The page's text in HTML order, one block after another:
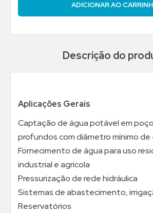
ADICIONAR AO
Descrição do
Aplicações Gerais
Captação de água potável em
profundos com diâmetro mínimo de
Fornecimento de água para uso
industrial e agrícola
Pressurização de rede hidráulica
Sistemas de abastecimento,
Reservatórios